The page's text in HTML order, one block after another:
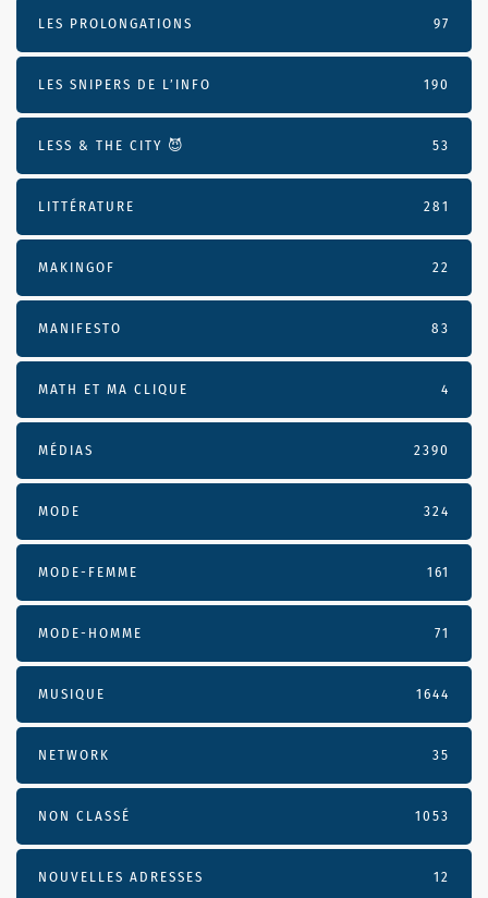
LES PROLONGATIONS 97
LES SNIPERS DE L’INFO 190
LESS & THE CITY 😈 53
LITTÉRATURE 281
MAKINGOF 22
MANIFESTO 83
MATH ET MA CLIQUE 4
MÉDIAS 2390
MODE 324
MODE-FEMME 161
MODE-HOMME 71
MUSIQUE 1644
NETWORK 35
NON CLASSÉ 1053
NOUVELLES ADRESSES 12